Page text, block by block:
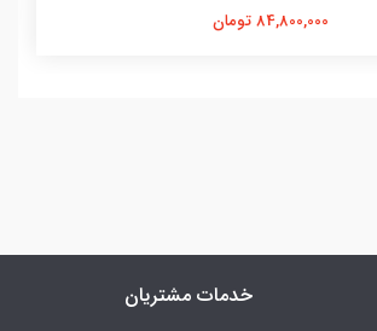
84,800,000 تومان
خدمات مشتریان